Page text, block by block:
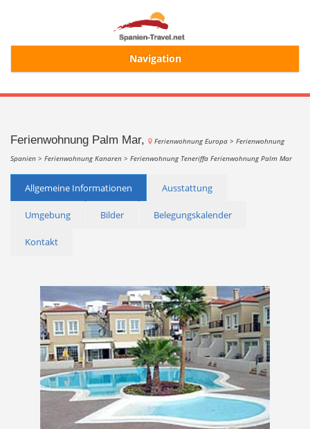
Navigation
Start
Alle Ferienhäuser
Ferienhaussuche
Merkliste
Ferienwohnung Palm Mar, Ferienwohnung Europa > Ferienwohnung
Spanien > Ferienwohnung Kanaren > Ferienwohnung Teneriffa Ferienwohnung Palm Mar
Allgemeine Informationen Ausstattung
Umgebung Bilder Belegungskalender
Kontakt